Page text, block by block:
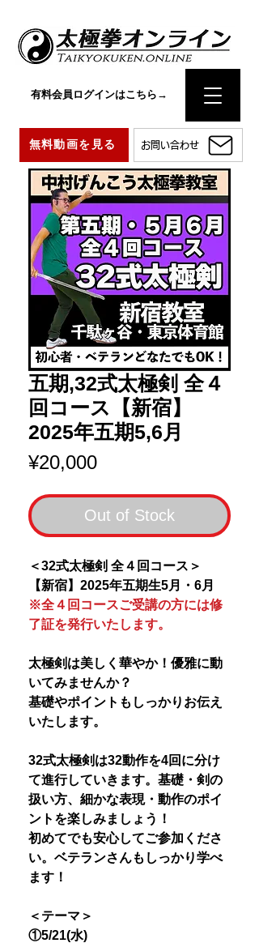
お問い合わせ
無料動画を見る
有料会員ログインはこちら→
五期,32式太極剣 全４
回コース【新宿】
2025年五期5,6月
¥20,000Price
Out of Stock
＜32式太極剣 全４回コース＞
【新宿】2025年五期生5月・6月
※全４回コースご受講の方には修
了証を発行いたします。
太極剣は美しく華やか！優雅に動
いてみませんか？
基礎やポイントもしっかりお伝え
いたします。
32式太極剣は32動作を4回に分け
て進行していきます。基礎・剣の
扱い方、細かな表現・動作のポイ
ントを楽しみましょう！
初めてでも安心してご参加くださ
い。ベテランさんもしっかり学べ
ます！
＜テーマ＞
①5/21(水)